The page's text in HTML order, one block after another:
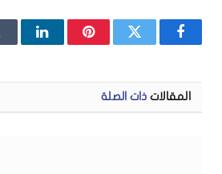
فيسبوكتويتر بينتيريست
المقالات ذات الصلة